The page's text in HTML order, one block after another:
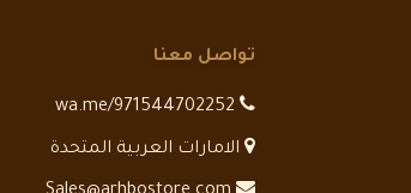
تواصل معنا
الامارات العربية المتحدة